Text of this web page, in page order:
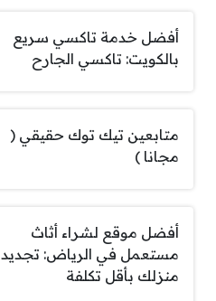
أفضل خدمة تاكسي سريع
بالكويت: تاكسي الجارح
متابعين تيك توك حقيقي (
مجانا )
أفضل موقع لشراء أثاث
مستعمل في الرياض: تجديد
منزلك بأقل تكلفة